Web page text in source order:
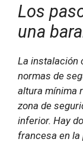
Los
una
La instalación
normas de
altura mínima
zona de
inferior. Hay
francesa en